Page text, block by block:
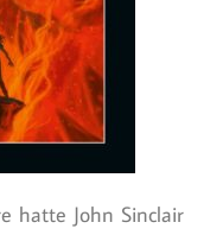
hatte John Sinclair